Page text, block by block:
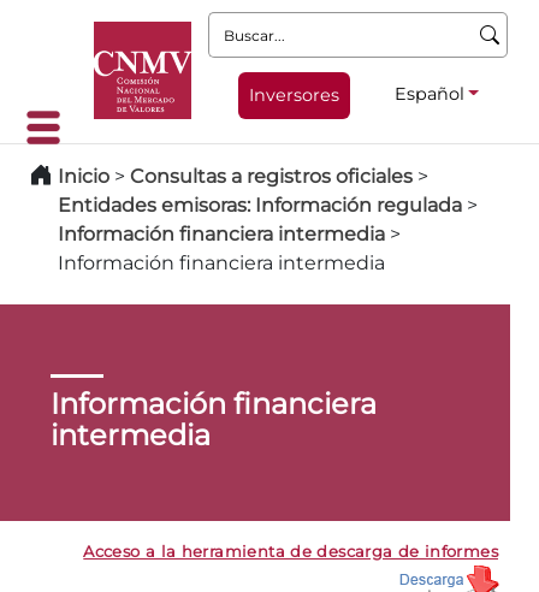
Buscar:
Inversores Español
Inicio > Consultas a registros oficiales >
Entidades emisoras: Información regulada >
Información financiera intermedia >
Información financiera intermedia
Información financiera
intermedia
Acceso a la herramienta de descarga de informes